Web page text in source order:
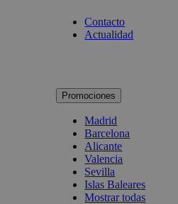
Contacto
Actualidad
Promociones
Madrid
Barcelona
Alicante
Valencia
Sevilla
Islas Baleares
Mostrar todas